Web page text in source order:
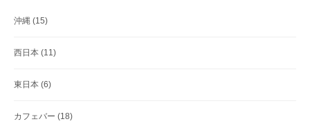
沖縄 (15)
西日本 (11)
東日本 (6)
カフェバー (18)